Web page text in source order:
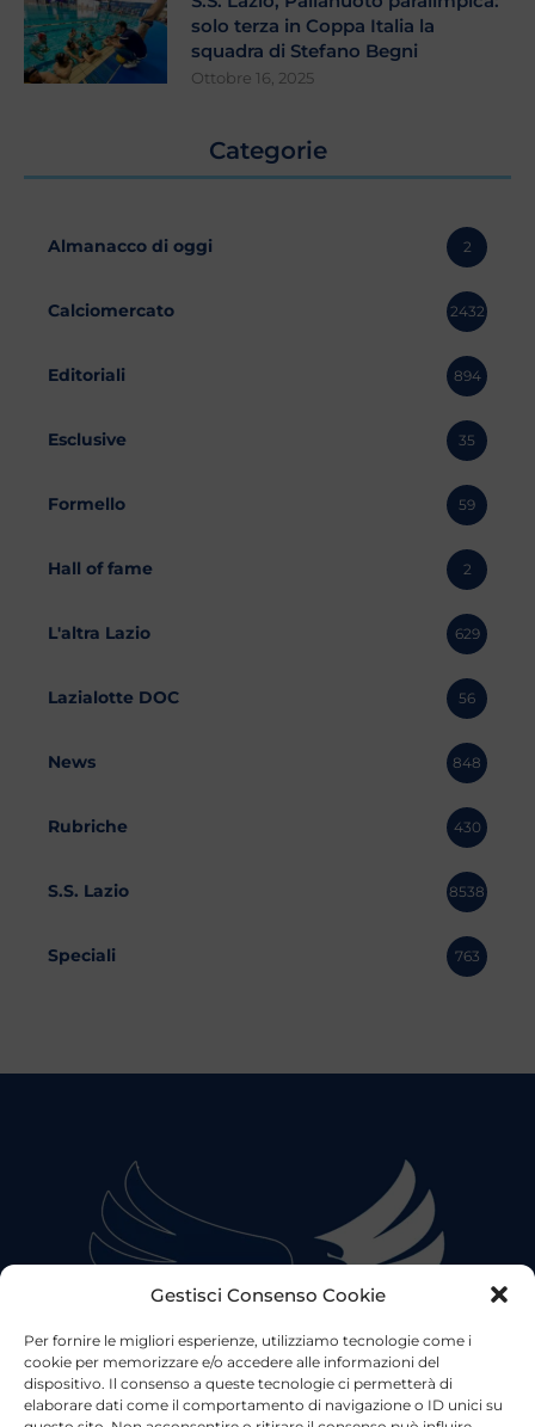
Gestisci Consenso Cookie
Per fornire le migliori esperienze, utilizziamo tecnologie come i
cookie per memorizzare e/o accedere alle informazioni del
dispositivo. Il consenso a queste tecnologie ci permetterà di
elaborare dati come il comportamento di navigazione o ID unici su
solo terza in Coppa Italia la
squadra di Stefano Begni
Ottobre 16, 2025
Categorie
Almanacco di oggi 2
Calciomercato 2432
Editoriali 894
Esclusive 35
Formello 59
Hall of fame 2
L'altra Lazio 629
Lazialotte DOC 56
News 848
Rubriche 430
S.S. Lazio 8538
Speciali 763